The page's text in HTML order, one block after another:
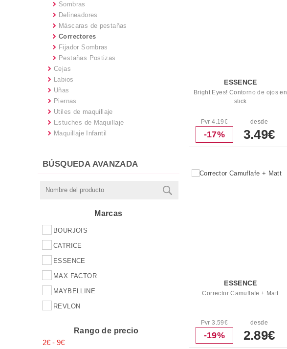
Sombras
Delineadores
Máscaras de pestañas
Correctores
Fijador Sombras
Pestañas Postizas
Cejas
Labios
Uñas
Piernas
Utiles de maquillaje
Estuches de Maquillaje
Maquillaje Infantil
BÚSQUEDA AVANZADA
Marcas
BOURJOIS
CATRICE
ESSENCE
MAX FACTOR
MAYBELLINE
REVLON
Rango de precio
ESSENCE
Bright Eyes! Contorno de ojos en
stick
Pvr 4.19€
-17%
desde
3.49€
ESSENCE
Corrector Camuflafe + Matt
Pvr 3.59€
-19%
desde
2.89€